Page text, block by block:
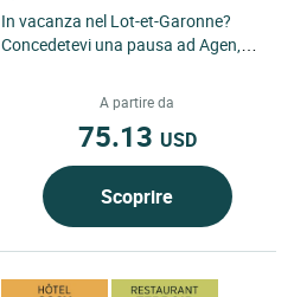
In vacanza nel Lot-et-Garonne?
Concedetevi una pausa ad Agen,
prenotando un soggiorno allo
A partire da
75.13 USD
Scoprire